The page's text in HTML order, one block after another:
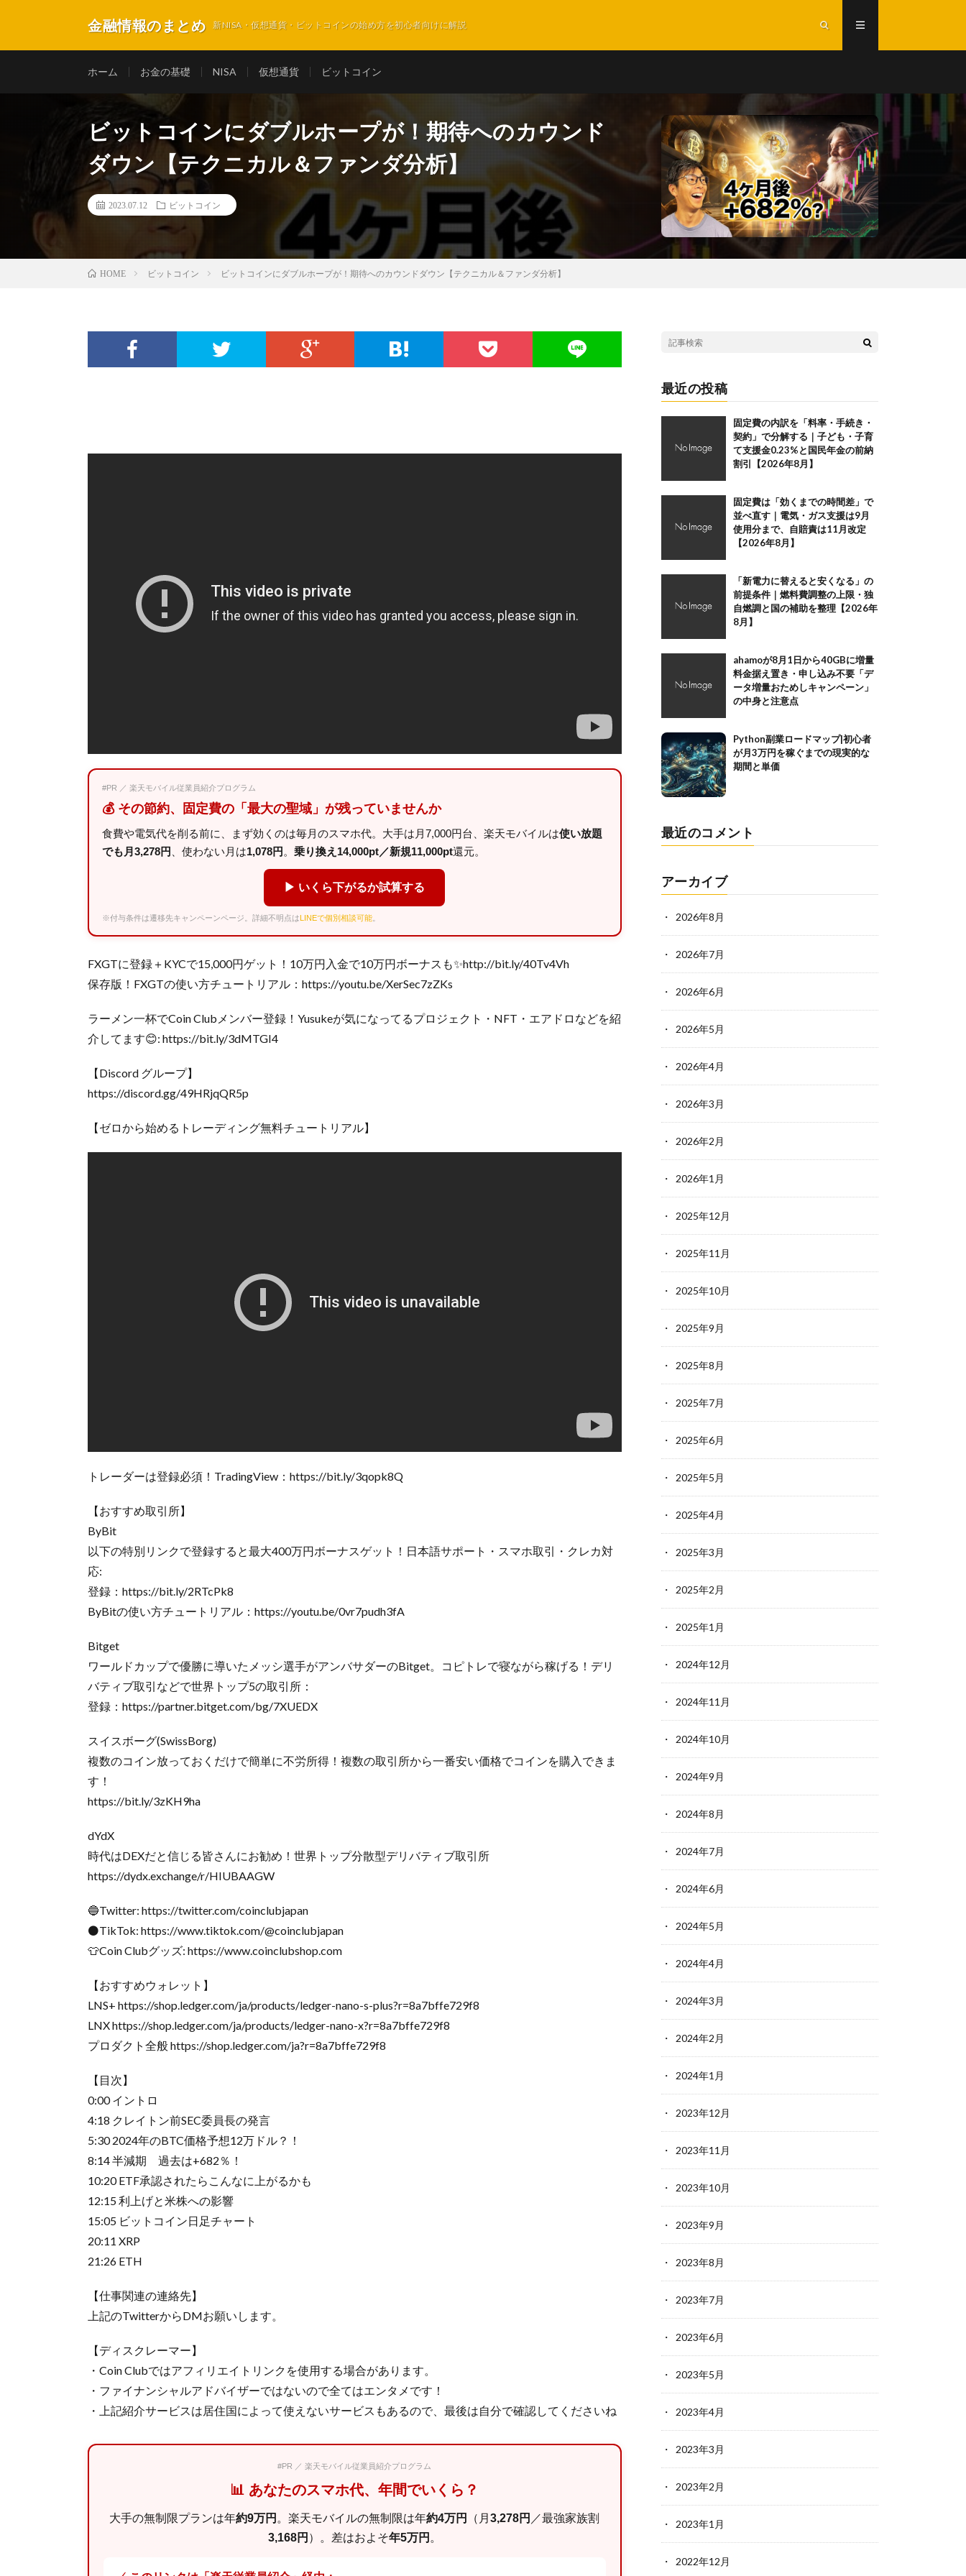
金融情報のまとめ 新NISA・仮想通貨・ビットコインの始め方を初心者向けに解説
ホーム お金の基礎 NISA 仮想通貨 ビットコイン
ビットコインにダブルホープが！期待へのカウンド
ダウン【テクニカル＆ファンダ分析】
2023.07.12 ビットコイン
HOME ビットコイン ビットコインにダブルホープが！期待へのカウンドダウン【テクニカル＆ファンダ分析】
#PR ／ 楽天モバイル従業員紹介プログラム
💰 その節約、固定費の「最大の聖域」が残っていませんか
食費や電気代を削る前に、まず効くのは毎月のスマホ代。大手は月7,000円台、楽天モバイルは使い放題
でも月3,278円
、使わない月は1,078円 。 乗り換え14,000pt／新規11,000pt還元。
▶ いくら下がるか試算する
※付与条件は遷移先キャンペーンページ。詳細不明点はLINEで個別相談可能
FXGTに登録＋KYCで15,000円ゲット！10万円入金で10万円ボーナスも✨http://bit.ly/40Tv4Vh
保存版！FXGTの使い方チュートリアル：https://youtu.be/XerSec7zZKs
ラーメン一杯でCoin Clubメンバー登録！Yusukeが気になってるプロジェクト・NFT・エアドロなどを紹
介してます😊: https://bit.ly/3dMTGI4
【Discord グループ】
https://discord.gg/49HRjqQR5p
【ゼロから始めるトレーディング無料チュートリアル】
トレーダーは登録必須！TradingView：https://bit.ly/3qopk8Q
【おすすめ取引所】
ByBit
以下の特別リンクで登録すると最大400万円ボーナスゲット！日本語サポート・スマホ取引・クレカ対
応:
登録：https://bit.ly/2RTcPk8
ByBitの使い方チュートリアル：https://youtu.be/0vr7pudh3fA
Bitget
ワールドカップで優勝に導いたメッシ選手がアンバサダーのBitget。コピトレで寝ながら稼げる！デリ
バティブ取引などで世界トップ5の取引所：
登録：https://partner.bitget.com/bg/7XUEDX
スイスボーグ(SwissBorg)
複数のコイン放っておくだけで簡単に不労所得！複数の取引所から一番安い価格でコインを購入できま
す！
https://bit.ly/3zKH9ha
dYdX
時代はDEXだと信じる皆さんにお勧め！世界トップ分散型デリバティブ取引所
https://dydx.exchange/r/HIUBAAGW
🔵Twitter: https://twitter.com/coinclubjapan
⚫️TikTok: https://www.tiktok.com/@coinclubjapan
👕Coin Clubグッズ: https://www.coinclubshop.com
【おすすめウォレット】
LNS+ https://shop.ledger.com/ja/products/ledger-nano-s-plus?r=8a7bffe729f8
LNX https://shop.ledger.com/ja/products/ledger-nano-x?r=8a7bffe729f8
プロダクト全般 https://shop.ledger.com/ja?r=8a7bffe729f8
【目次】
0:00 イントロ
4:18 クレイトン前SEC委員長の発言
5:30 2024年のBTC価格予想12万ドル？！
8:14 半減期 過去は+682％！
10:20 ETF承認されたらこんなに上がるかも
12:15 利上げと米株への影響
15:05 ビットコイン日足チャート
20:11 XRP
21:26 ETH
【仕事関連の連絡先】
上記のTwitterからDMお願いします。
【ディスクレーマー】
・Coin Clubではアフィリエイトリンクを使用する場合があります。
・ファイナンシャルアドバイザーではないので全てはエンタメです！
・上記紹介サービスは居住国によって使えないサービスもあるので、最後は自分で確認してくださいね
#PR ／ 楽天モバイル従業員紹介プログラム
📊 あなたのスマホ代、年間でいくら？
大手の無制限プランは年約9万円 。楽天モバイルの無制限は年約4万円 （月3,278円 ／最強家族割
3,168円 ）。差はおよそ年5万円 。
最近の投稿
固定費の内訳を「料率・手続き・
契約」で分解する｜子ども・子育
て支援金0.23%と国民年金の前納
割引【2026年8月】
固定費は「効くまでの時間差」で
並べ直す｜電気・ガス支援は9月
使用分まで、自賠責は11月改定
【2026年8月】
「新電力に替えると安くなる」の
前提条件｜燃料費調整の上限・独
自燃調と国の補助を整理【2026年
8月】
ahamoが8月1日から40GBに増量
料金据え置き・申し込み不要「デ
ータ増量おためしキャンペーン」
の中身と注意点
Python副業ロードマップ|初心者
が月3万円を稼ぐまでの現実的な
期間と単価
最近のコメント
アーカイブ
2026年8月
2026年7月
2026年6月
2026年5月
2026年4月
2026年3月
2026年2月
2026年1月
2025年12月
2025年11月
2025年10月
2025年9月
2025年8月
2025年7月
2025年6月
2025年5月
2025年4月
2025年3月
2025年2月
2025年1月
2024年12月
2024年11月
2024年10月
2024年9月
2024年8月
2024年7月
2024年6月
2024年5月
2024年4月
2024年3月
2024年2月
2024年1月
2023年12月
2023年11月
2023年10月
2023年9月
2023年8月
2023年7月
2023年6月
2023年5月
2023年4月
2023年3月
2023年2月
2023年1月
2022年12月